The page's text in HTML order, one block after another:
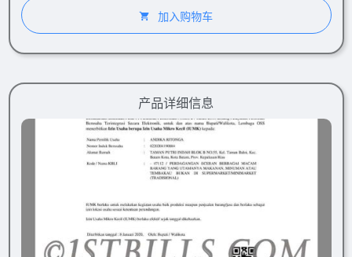
加入购物车
产品详细信息